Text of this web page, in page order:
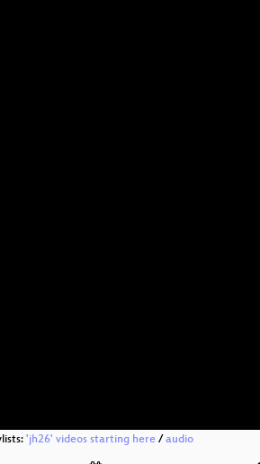
'jh26' videos starting here/ audio